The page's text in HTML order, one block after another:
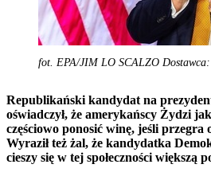
fot. EPA/JIM LO SCALZO Dostawca:
Republikański kandydat na
oświadczył, że amerykańscy Żydzi
częściowo ponosić winę, jeśli
Wyraził też żal, że kandydatka
cieszy się w tej społeczności większą